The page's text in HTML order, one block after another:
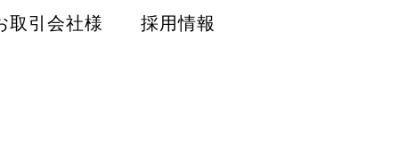
取引会社様 採用情報
取引会社様 採用情報